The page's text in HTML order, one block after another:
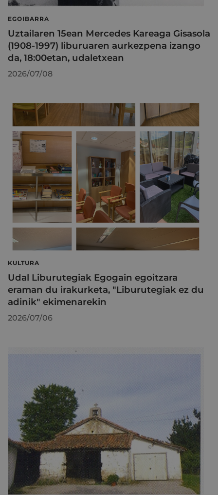
EGOIBARRA
Uztailaren 15ean Mercedes Kareaga Gisasola
(1908-1997) liburuaren aurkezpena izango
da, 18:00etan, udaletxean
2026/07/08
KULTURA
Udal Liburutegiak Egogain egoitzara
eraman du irakurketa, "Liburutegiak ez du
adinik" ekimenarekin
2026/07/06